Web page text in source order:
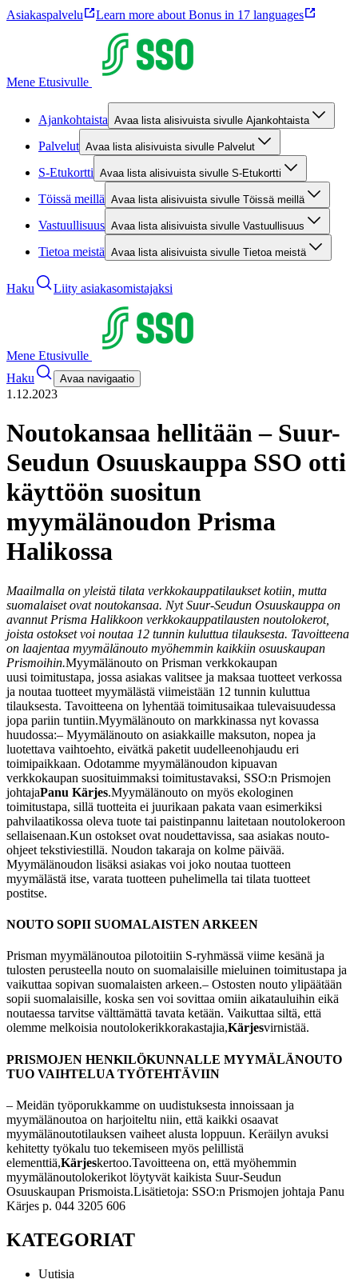
Asiakaspalvelu Learn more about Bonus in 17 languages
Mene Etusivulle
Ajankohtaista Avaa lista alisivuista sivulle Ajankohtaista
Palvelut Avaa lista alisivuista sivulle Palvelut
S-Etukortti Avaa lista alisivuista sivulle S-Etukortti
Töissä meillä Avaa lista alisivuista sivulle Töissä meillä
Vastuullisuus Avaa lista alisivuista sivulle Vastuullisuus
Tietoa meistä Avaa lista alisivuista sivulle Tietoa meistä
Haku Liity asiakasomistajaksi
Mene Etusivulle
Haku
Avaa navigaatio
1.12.2023
Noutokansaa hellitään – Suur-
Seudun Osuuskauppa SSO otti
käyttöön suositun
myymälänoudon Prisma
Halikossa
Maailmalla on yleistä tilata verkkokauppatilaukset kotiin, mutta
suomalaiset ovat noutokansaa. Nyt Suur-Seudun Osuuskauppa on
avannut Prisma Halikkoon verkkokauppatilausten noutolokerot,
joista ostokset voi noutaa 12 tunnin kuluttua tilauksesta. Tavoitteena
on laajentaa myymälänouto myöhemmin kaikkiin osuuskaupan
Prismoihin.Myymälänouto on Prisman verkkokaupan
uusi toimitustapa, jossa asiakas valitsee ja maksaa tuotteet verkossa
ja noutaa tuotteet myymälästä viimeistään 12 tunnin kuluttua
tilauksesta. Tavoitteena on lyhentää toimitusaikaa tulevaisuudessa
jopa pariin tuntiin.Myymälänouto on markkinassa nyt kovassa
huudossa:– Myymälänouto on asiakkaille maksuton, nopea ja
luotettava vaihtoehto, eivätkä paketit uudelleenohjaudu eri
toimipaikkaan. Odotamme myymälänoudon kipuavan
verkkokaupan suosituimmaksi toimitustavaksi, SSO:n Prismojen
johtajaPanu Kärjes.Myymälänouto on myös ekologinen
toimitustapa, sillä tuotteita ei juurikaan pakata vaan esimerkiksi
pahvilaatikossa oleva tuote tai paistinpannu laitetaan noutolokeroon
sellaisenaan.Kun ostokset ovat noudettavissa, saa asiakas nouto-
ohjeet tekstiviestillä. Noudon takaraja on kolme päivää.
Myymälänoudon lisäksi asiakas voi joko noutaa tuotteen
myymälästä itse, varata tuotteen puhelimella tai tilata tuotteet
postitse.
NOUTO SOPII SUOMALAISTEN ARKEEN
Prisman myymälänoutoa pilotoitiin S-ryhmässä viime kesänä ja
tulosten perusteella nouto on suomalaisille mieluinen toimitustapa ja
vaikuttaa sopivan suomalaisten arkeen.– Ostosten nouto ylipäätään
sopii suomalaisille, koska sen voi sovittaa omiin aikatauluihin eikä
noutaessa tarvitse välttämättä tavata ketään. Vaikuttaa siltä, että
olemme melkoisia noutolokerikkorakastajia,Kärjesvirnistää.
PRISMOJEN HENKILÖKUNNALLE MYYMÄLÄNOUTO
TUO VAIHTELUA TYÖTEHTÄVIIN
– Meidän työporukkamme on uudistuksesta innoissaan ja
myymälänoutoa on harjoiteltu niin, että kaikki osaavat
myymälänoutotilauksen vaiheet alusta loppuun. Keräilyn avuksi
kehitetty työkalu tuo tekemiseen myös pelillistä
elementtiä,Kärjeskertoo.Tavoitteena on, että myöhemmin
myymälänoutolokerikot löytyvät kaikista Suur-Seudun
Osuuskaupan Prismoista.Lisätietoja: SSO:n Prismojen johtaja Panu
Kärjes p. 044 3205 606
KATEGORIAT
Uutisia